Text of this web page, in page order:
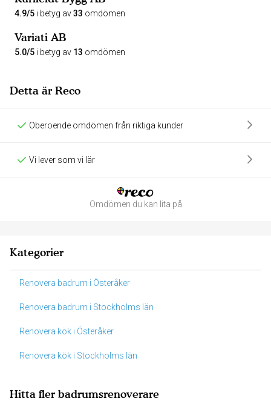
4.9/5 i betyg av33 omdömen
Variati AB
5.0/5 i betyg av 13 omdömen
Detta är Reco
Oberoende omdömen från riktiga kunder
Vi lever som vi lär
Omdömen du kan lita på
Kategorier
Renovera badrum i Österåker
Renovera badrum i Stockholms län
Renovera kök i Österåker
Renovera kök i Stockholms län
Hitta fler badrumsrenoverare